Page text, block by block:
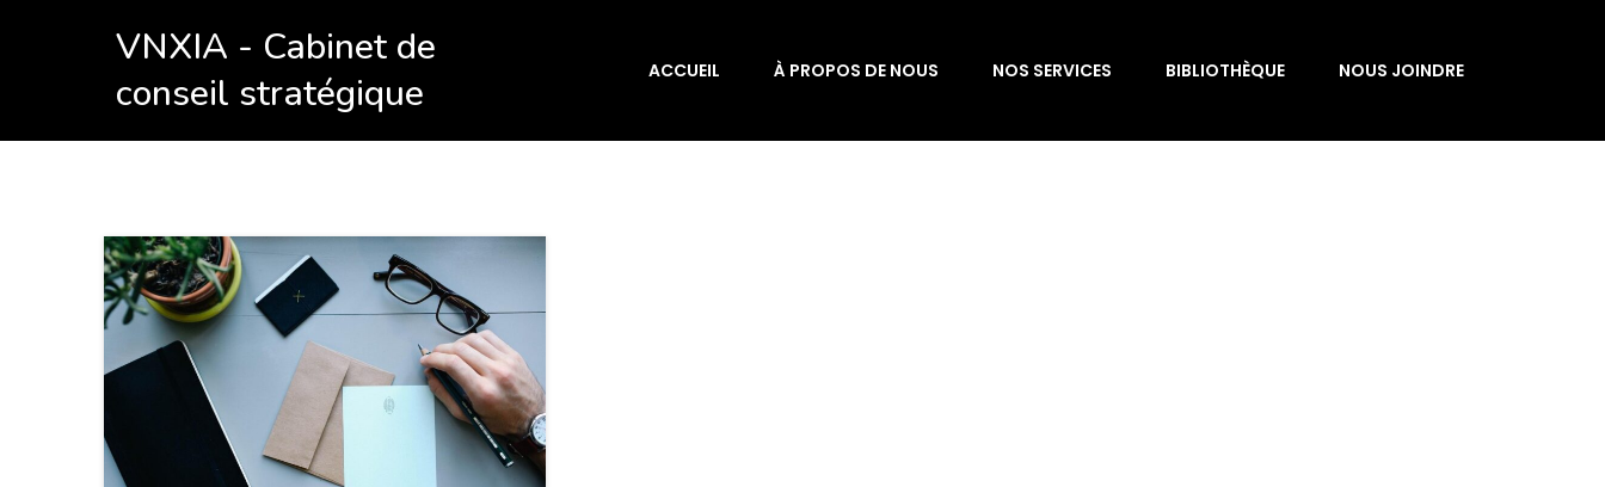
VNXIA - Cabinet de
conseil stratégique
ACCUEIL À PROPOS DE NOUS NOS SERVICES BIBLIOTHÈQUE NOUS JOINDRE